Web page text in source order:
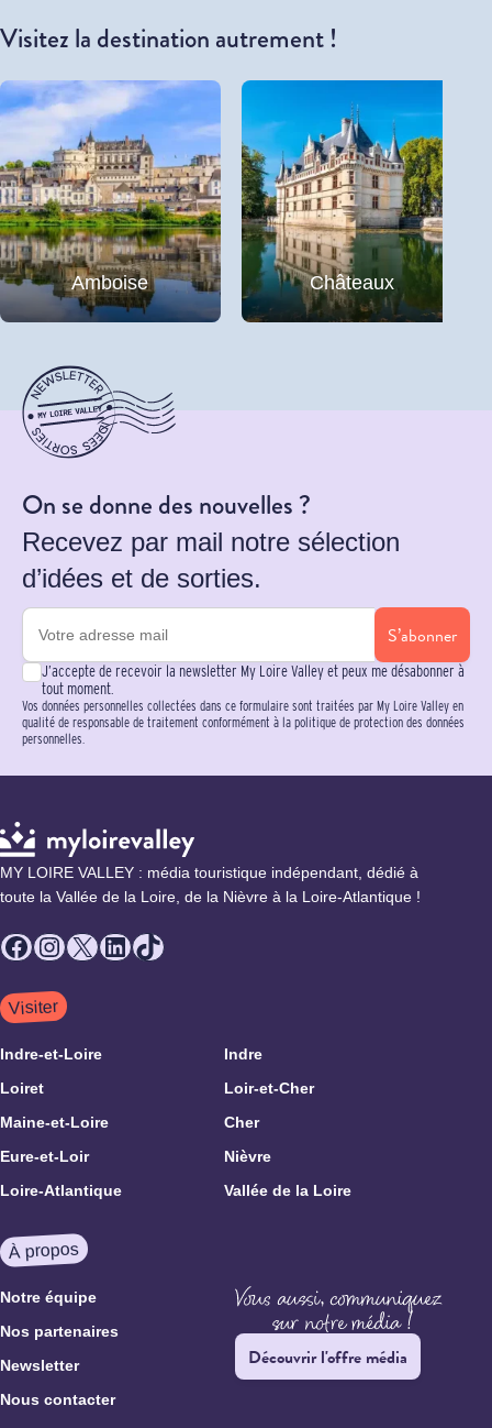
Visitez la destination autrement !
Amboise Châteaux
On se donne des nouvelles ?
Recevez par mail notre sélection
d’idées et de sorties.
S’abonner
J’accepte de recevoir la newsletter My Loire Valley et peux me désabonner à
tout moment.
Vos données personnelles collectées dans ce formulaire sont traitées par My Loire Valley en
qualité de responsable de traitement conformément à la politique de protection des données
personnelles.
MY LOIRE VALLEY : média touristique indépendant, dédié à
toute la Vallée de la Loire, de la Nièvre à la Loire-Atlantique !
Facebook
Instagram
X LinkedIn
TikTok
Visiter
Indre-et-Loire
Indre
Loiret
Loir-et-Cher
Maine-et-Loire
Cher
Eure-et-Loir
Nièvre
Loire-Atlantique
Vallée de la Loire
À propos
Notre équipe
Nos partenaires
Newsletter
Nous contacter
Découvrir l'offre média